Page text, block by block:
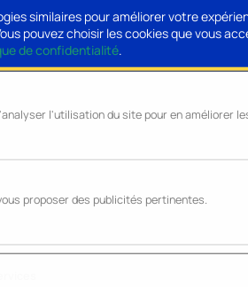
similaires pour améliorer votre
pouvez choisir les cookies que vous
de confidentialité.
l'utilisation du site pour en améliorer
proposer des publicités pertinentes.
Jaxx